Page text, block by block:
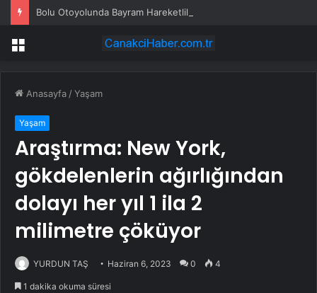
Bolu Otoyolunda Bayram Hareketliliği
Menü
Anasayfa /Yaşam
Yaşam
Araştırma: New York,
gökdelenlerin ağırlığından
dolayı her yıl 1 ila 2
milimetre çöküyor
YURDUN TAŞ Haziran 6, 2023 0 4
1 dakika okuma süresi